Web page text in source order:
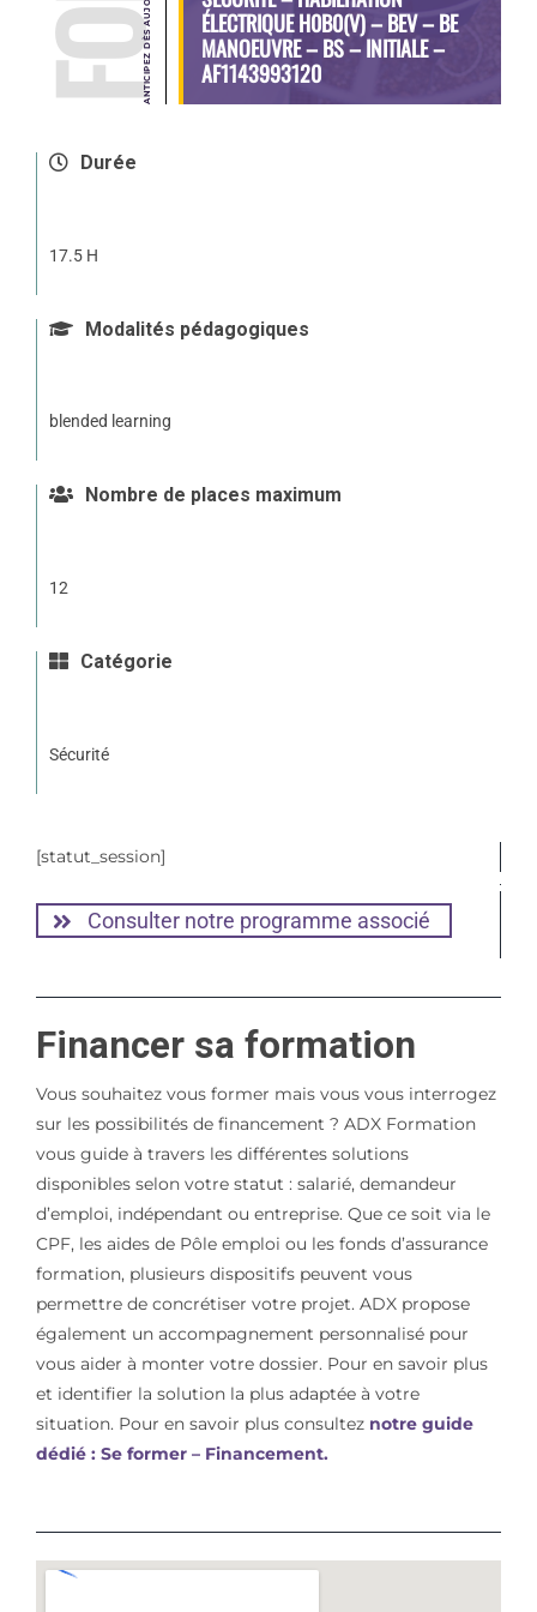
ÉLECTRIQUE H0B0(V) – BEV – BE
MANOEUVRE – BS – INITIALE –
AF1143993120
Durée
17.5 H
Modalités pédagogiques
blended learning
Nombre de places maximum
12
Catégorie
Sécurité
[statut_session]
Consulter notre programme associé
Financer sa formation
Vous souhaitez vous former mais vous vous interrogez
sur les possibilités de financement ? ADX Formation
vous guide à travers les différentes solutions
disponibles selon votre statut : salarié, demandeur
d’emploi, indépendant ou entreprise. Que ce soit via le
CPF, les aides de Pôle emploi ou les fonds d’assurance
formation, plusieurs dispositifs peuvent vous
permettre de concrétiser votre projet. ADX propose
également un accompagnement personnalisé pour
vous aider à monter votre dossier. Pour en savoir plus
et identifier la solution la plus adaptée à votre
situation. Pour en savoir plus consulteznotre guide
dédié : Se former – Financement.